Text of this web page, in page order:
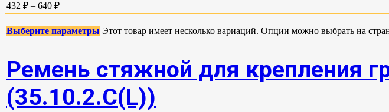
432 ₽ – 640 ₽
Выберите параметры Этот товар имеет несколько вариаций. Опции можно выбрать на
Ремень стяжной для крепления
(35.10.2.C(L))